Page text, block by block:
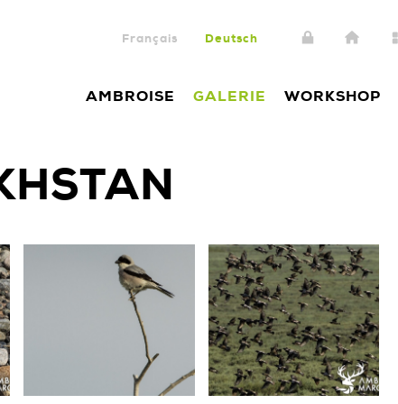
Français Deutsch
AMBROISE GALERIE WORKSHOP